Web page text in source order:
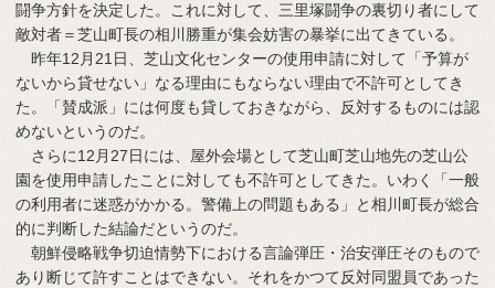
闘争方針を決定した。これに対して、三里塚闘争の裏切り者にして
敵対者＝芝山町長の相川勝重が集会妨害の暴挙に出てきている。
昨年12月21日、芝山文化センターの使用申請に対して「予算が
ないから貸せない」なる理由にもならない理由で不許可としてき
た。「賛成派」には何度も貸しておきながら、反対するものには認
めないというのだ。
さらに12月27日には、屋外会場として芝山町芝山地先の芝山公
園を使用申請したことに対しても不許可としてきた。いわく「一般
の利用者に迷惑がかかる。警備上の問題もある」と相川町長が総合
的に判断した結論だというのだ。
朝鮮侵略戦争切迫情勢下における言論弾圧・治安弾圧そのもので
あり断じて許すことはできない。それをかつて反対同盟員であった